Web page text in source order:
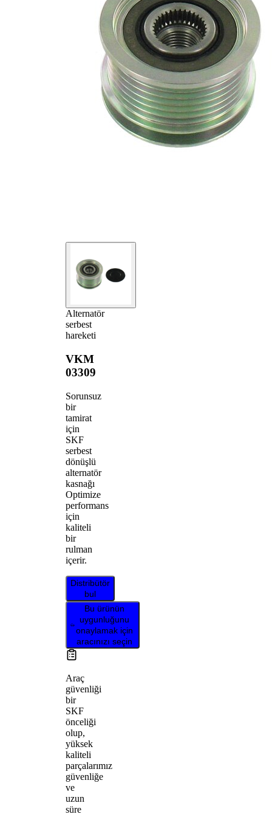
Alternatör
serbest
hareketi
VKM
03309
Sorunsuz
bir
tamirat
için
SKF
serbest
dönüşlü
alternatör
kasnağı
Optimize
performans
için
kaliteli
bir
rulman
içerir.
Distribütör
bul
Bu ürünün
uygunluğunu
onaylamak için
aracınızı seçin
Araç
güvenliği
bir
SKF
önceliği
olup,
yüksek
kaliteli
parçalarımız
güvenliğe
ve
uzun
süre
numarası
F-
556014.XX